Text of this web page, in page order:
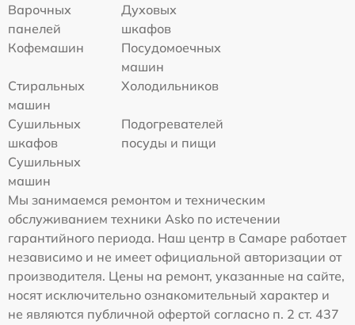
Варочных
панелей
Духовых
шкафов
Кофемашин
Посудомоечных
машин
Стиральных
машин
Холодильников
Сушильных
шкафов
Подогревателей
посуды и пищи
Сушильных
машин
Мы занимаемся ремонтом и техническим
обслуживанием техники Asko по истечении
гарантийного периода. Наш центр в Самаре работает
независимо и не имеет официальной авторизации от
производителя. Цены на ремонт, указанные на сайте,
носят исключительно ознакомительный характер и
не являются публичной офертой согласно п. 2 ст. 437